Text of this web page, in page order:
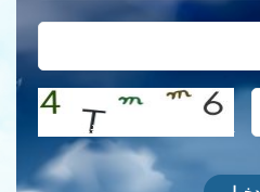
احصل على كلمة التحقق جديدة!